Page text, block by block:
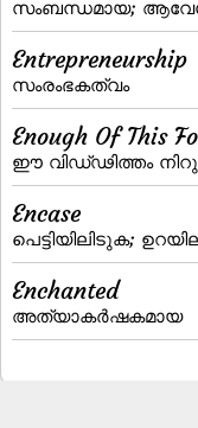
സംബന്ധമായ;
Entrepreneurship
സംരംഭകത്വം
Enough Of This
ഈ വിഡ്‌ഢിത്തം
Encase
പെട്ടിയിലിടുക;
Enchanted
അത്യാകര്‍ഷകമായ